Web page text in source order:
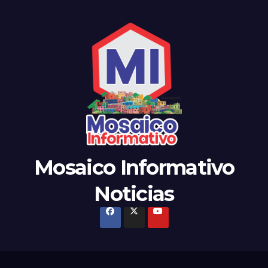
Mosaico Informativo
Noticias